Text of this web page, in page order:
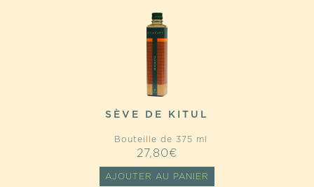
SÈVE DE KITUL
Bouteille de 375 ml
27,80€
AJOUTER AU PANIER